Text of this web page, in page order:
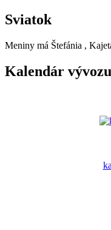
Sviatok
Meniny má Štefánia ,
Kalendár